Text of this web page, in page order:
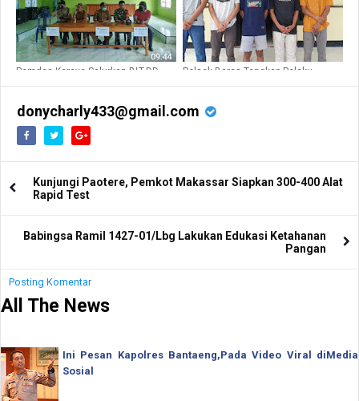
Pemdes Karave Salurkan BLT-DD
Polsek Baras Tangkap Pelaku
donycharly433@gmail.com
Kunjungi Paotere, Pemkot Makassar Siapkan 300-400 Alat
Rapid Test
Babingsa Ramil 1427-01/Lbg Lakukan Edukasi Ketahanan
Pangan
Posting Komentar
All The News
Ini Pesan Kapolres Bantaeng,Pada Video Viral diMedia
Sosial